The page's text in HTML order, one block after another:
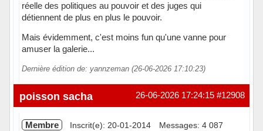
réelle des politiques au pouvoir et des juges qui
détiennent de plus en plus le pouvoir.
Mais évidemment, c'est moins fun qu'une vanne pour
amuser la galerie...
Dernière édition de: yannzeman (26-06-2026 17:10:23)
Hors ligne #12908
26-06-2026 17:24:15
poisson sacha
Membre Inscrit(e): 20-01-2014 Messages: 4 087